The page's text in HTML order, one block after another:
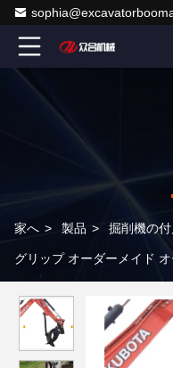
家へ > 製品 > 掘削機の
グリップ オーダーメイド